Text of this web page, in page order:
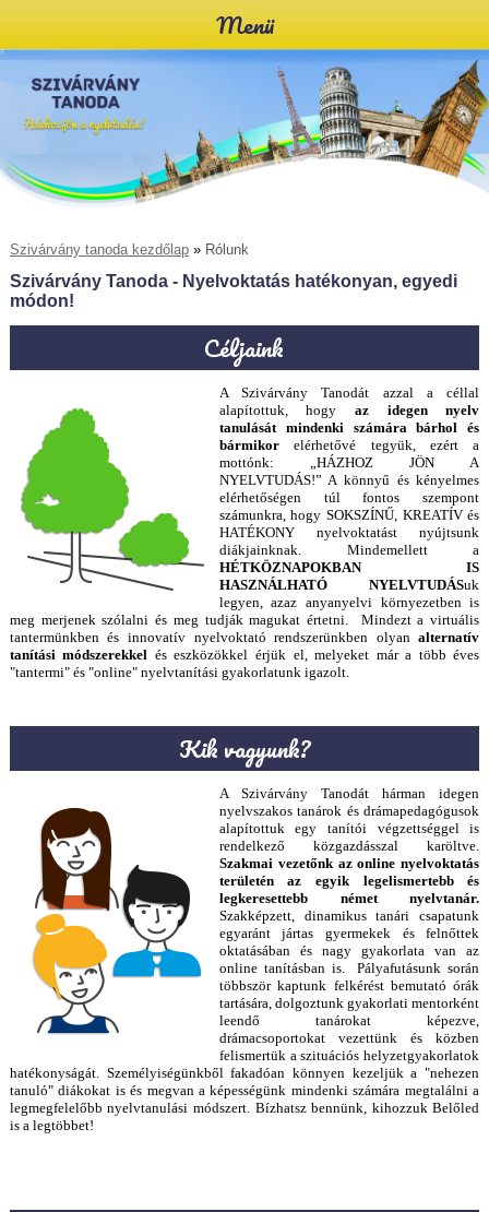
Menü
Szivárvány tanoda kezdőlap» Rólunk
Szivárvány Tanoda - Nyelvoktatás hatékonyan, egyedi
módon!
Céljaink
A Szivárvány Tanodát azzal a céllal
alapítottuk, hogy az idegen nyelv
tanulását mindenki számára bárhol és
bármikorelérhetővé tegyük, ezért a
mottónk: „HÁZHOZ JÖN A
NYELVTUDÁS!” A könnyű és kényelmes
elérhetőségen túl fontos szempont
számunkra, hogy SOKSZÍNŰ, KREATÍV és
HATÉKONY nyelvoktatást nyújtsunk
diákjainknak. Mindemellett a
HÉTKÖZNAPOKBAN IS
HASZNÁLHATÓ NYELVTUDÁSuk
legyen, azaz anyanyelvi környezetben is
meg merjenek szólalni és meg tudják magukat értetni. Mindezt a virtuális
tantermünkben és innovatív nyelvoktató rendszerünkben olyanalternatív
tanítási módszerekkel és eszközökkel érjük el, melyeket már a több éves
"tantermi" és "online" nyelvtanítási gyakorlatunk igazolt.
Kik vagyunk?
A Szivárvány Tanodát hárman idegen
nyelvszakos tanárok és drámapedagógusok
alapítottuk egy tanítói végzettséggel is
rendelkező közgazdásszal karöltve.
Szakmai vezetőnk az online nyelvoktatás
területén az egyik legelismertebb és
legkeresettebb német nyelvtanár.
Szakképzett, dinamikus tanári csapatunk
egyaránt jártas gyermekek és felnőttek
oktatásában és nagy gyakorlata van az
online tanításban is. Pályafutásunk során
többször kaptunk felkérést bemutató órák
tartására, dolgoztunk gyakorlati mentorként
leendő tanárokat képezve,
drámacsoportokat vezettünk és közben
felismertük a szituációs helyzetgyakorlatok
hatékonyságát. Személyiségünkből fakadóan könnyen kezeljük a "nehezen
tanuló" diákokat is és megvan a képességünk mindenki számára megtalálni a
legmegfelelőbb nyelvtanulási módszert. Bízhatsz bennünk, kihozzuk Belőled
is a legtöbbet!